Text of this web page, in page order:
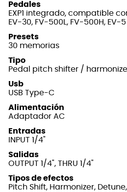
Pedales
EXP1 integrado, compatible
EV-30, FV-500L, FV-500H, EV-5
Presets
30 memorias
Tipo
Pedal pitch shifter /
Usb
USB Type-C
Alimentación
Adaptador AC
Entradas
INPUT 1/4"
Salidas
OUTPUT 1/4", THRU 1/4"
Tipos de efectos
Pitch Shift, Harmonizer,